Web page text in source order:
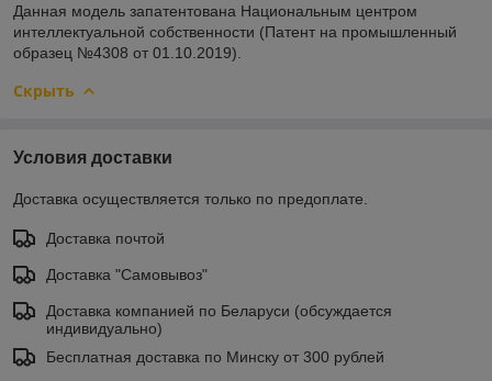
Данная модель запатентована Национальным центром
интеллектуальной собственности (Патент на промышленный
образец №4308 от 01.10.2019).
Скрыть
Условия доставки
Доставка осуществляется только по предоплате.
Доставка почтой
Доставка "Самовывоз"
Доставка компанией по Беларуси (обсуждается
индивидуально)
Бесплатная доставка по Минску от 300 рублей